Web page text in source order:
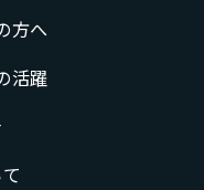
方へ
活躍